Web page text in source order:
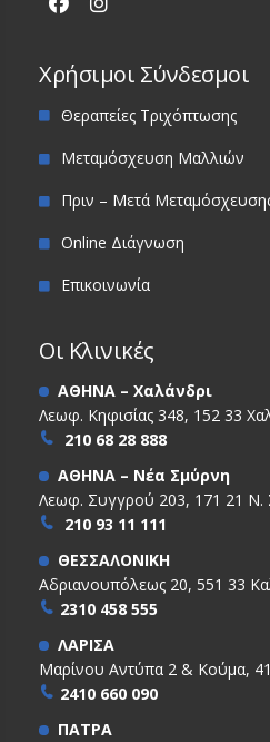
Χρήσιμοι Σύνδεσμοι
Θεραπείες Τριχόπτωσης
Μεταμόσχευση Μαλλιών
Πριν – Μετά
Online Διάγνωση
Επικοινωνία
Οι Κλινικές
ΑΘΗΝΑ – Χαλάνδρι
Λεωφ. Κηφισίας 348, 152 33
210 68 28 888
ΑΘΗΝΑ – Νέα Σμύρνη
Λεωφ. Συγγρού 203, 171 21 Ν.
210 93 11 111
ΘΕΣΣΑΛΟΝΙΚΗ
Αδριανουπόλεως 20, 551 33
2310 458 555
ΛΑΡΙΣΑ
Μαρίνου Αντύπα 2 & Κούμα,
2410 660 090
ΠΑΤΡΑ